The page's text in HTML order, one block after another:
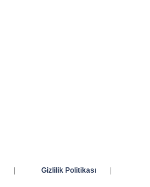
| Gizlilik Politikası
|